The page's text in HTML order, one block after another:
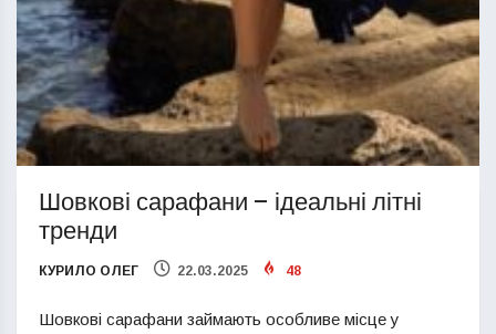
Шовкові сарафани – ідеальні літні
тренди
КУРИЛО ОЛЕГ 22.03.2025 48
Шовкові сарафани займають особливе місце у